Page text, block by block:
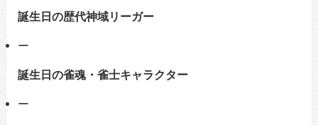
誕生日の歴代神域リーガー
ー
誕生日の雀魂・雀士キャラクター
ー